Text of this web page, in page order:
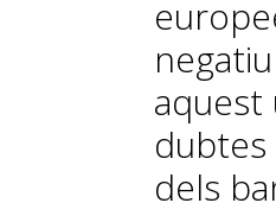
aquest
dels